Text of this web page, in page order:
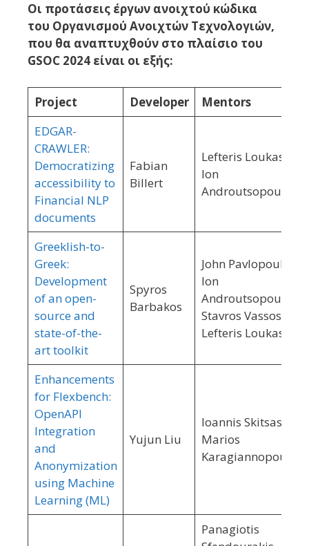
Οι προτάσεις έργων ανοιχτού κώδικα
του Οργανισμού Ανοιχτών Τεχνολογιών,
που θα αναπτυχθούν στο πλαίσιο του
GSOC 2024 είναι οι εξής:
Project Developer
Mentors
EDGAR-
CRAWLER:
Democratizing
accessibility to
Financial NLP
documents
Fabian
Billert
Lefteris Loukas,
Ion
Androutsopoulos
Greeklish-to-
Greek:
Development
of an open-
source and
state-of-the-
art toolkit
Spyros
Barbakos
John Pavlopoulos,
Ion
Androutsopoulos,
Stavros Vassos,
Lefteris Loukas
Enhancements
for Flexbench:
OpenAPI
Integration
and
Anonymization
using Machine
Learning (ML)
Yujun Liu
Ioannis Skitsas,
Marios
Karagiannopoulos
Panagiotis